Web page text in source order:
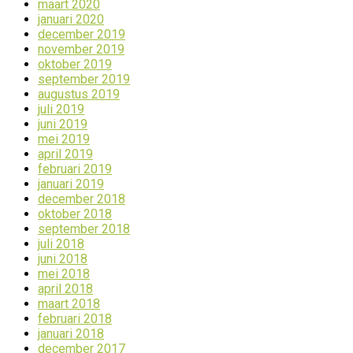
maart 2020
januari 2020
december 2019
november 2019
oktober 2019
september 2019
augustus 2019
juli 2019
juni 2019
mei 2019
april 2019
februari 2019
januari 2019
december 2018
oktober 2018
september 2018
juli 2018
juni 2018
mei 2018
april 2018
maart 2018
februari 2018
januari 2018
december 2017